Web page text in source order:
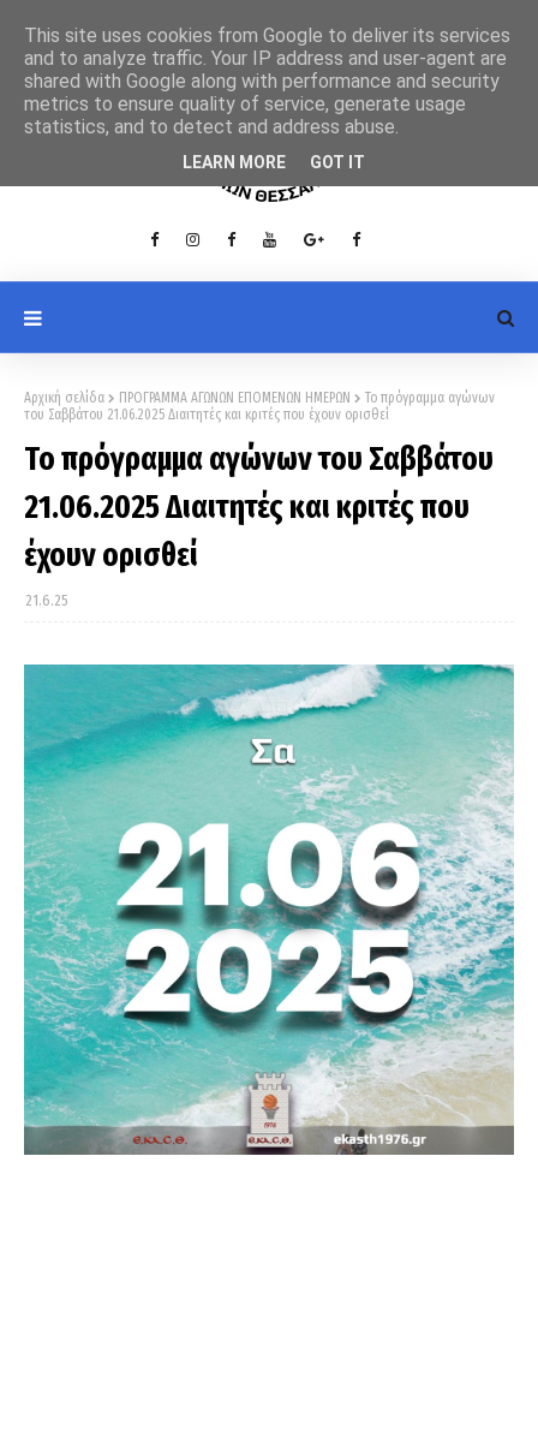
Αρχική σελίδα ΠΡΟΓΡΑΜΜΑ ΑΓΩΝΩΝ ΕΠΟΜΕΝΩΝ ΗΜΕΡΩΝ
Το πρόγραμμα αγώνων
του Σαββάτου 21.06.2025 Διαιτητές και κριτές που έχουν ορισθεί
Το πρόγραμμα αγώνων του Σαββάτου
21.06.2025 Διαιτητές και κριτές που
έχουν ορισθεί
21.6.25
This site uses cookies from Google to deliver its services
and to analyze traffic. Your IP address and user-agent are
shared with Google along with performance and security
metrics to ensure quality of service, generate usage
statistics, and to detect and address abuse.
LEARN MORE GOT IT